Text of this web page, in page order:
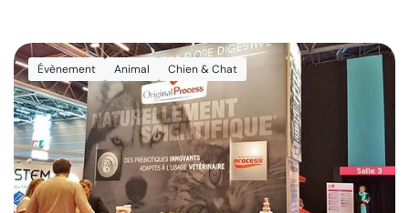
Évènement Animal Chien & Chat